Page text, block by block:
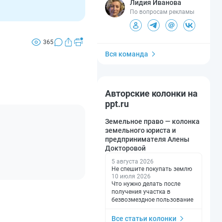
365
Лидия Иванова
По вопросам рекламы
Вся команда
Авторские колонки на
ppt.ru
Земельное право — колонка
земельного юриста и
предпринимателя Алены
Докторовой
5 августа 2026
Не спешите покупать землю
10 июля 2026
Что нужно делать после
получения участка в
безвозмездное пользование
Все статьи колонки